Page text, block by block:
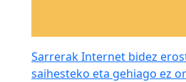
Sarrerak Internet bidez
saihesteko eta gehiago ez